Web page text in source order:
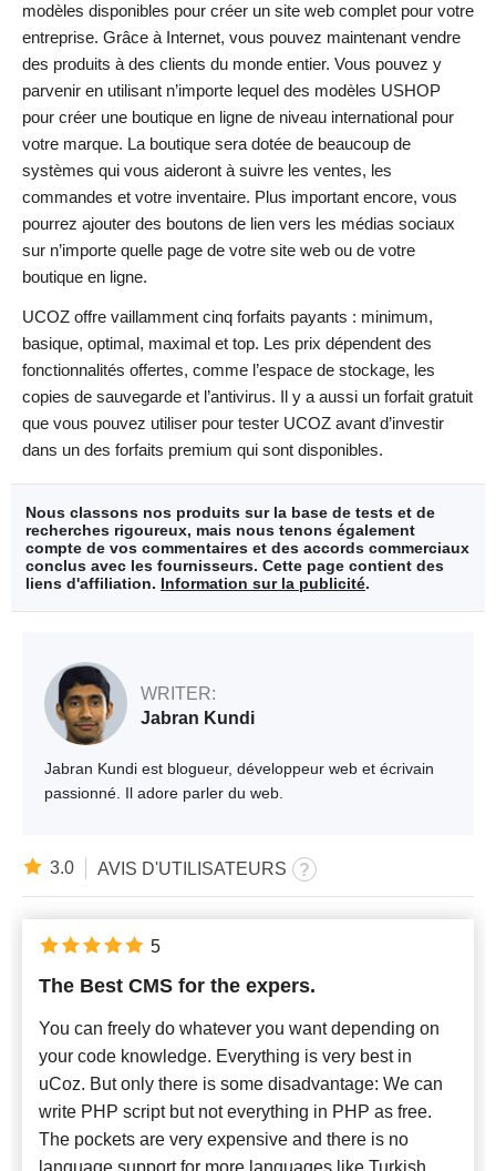
modèles disponibles pour créer un site web complet pour votre
entreprise. Grâce à Internet, vous pouvez maintenant vendre
des produits à des clients du monde entier. Vous pouvez y
parvenir en utilisant n’importe lequel des modèles USHOP
pour créer une boutique en ligne de niveau international pour
votre marque. La boutique sera dotée de beaucoup de
systèmes qui vous aideront à suivre les ventes, les
commandes et votre inventaire. Plus important encore, vous
pourrez ajouter des boutons de lien vers les médias sociaux
sur n’importe quelle page de votre site web ou de votre
boutique en ligne.
UCOZ offre vaillamment cinq forfaits payants : minimum,
basique, optimal, maximal et top. Les prix dépendent des
fonctionnalités offertes, comme l’espace de stockage, les
copies de sauvegarde et l’antivirus. Il y a aussi un forfait gratuit
que vous pouvez utiliser pour tester UCOZ avant d’investir
dans un des forfaits premium qui sont disponibles.
Nous classons nos produits sur la base de tests et de
recherches rigoureux, mais nous tenons également
compte de vos commentaires et des accords commerciaux
conclus avec les fournisseurs. Cette page contient des
liens d'affiliation. Information sur la publicité.
WRITER:
Jabran Kundi
Jabran Kundi est blogueur, développeur web et écrivain
passionné. Il adore parler du web.
3.0 AVIS D'UTILISATEURS
The Best CMS for the expers.
You can freely do whatever you want depending on
your code knowledge. Everything is very best in
uCoz. But only there is some disadvantage: We can
write PHP script but not everything in PHP as free.
The pockets are very expensive and there is no
5